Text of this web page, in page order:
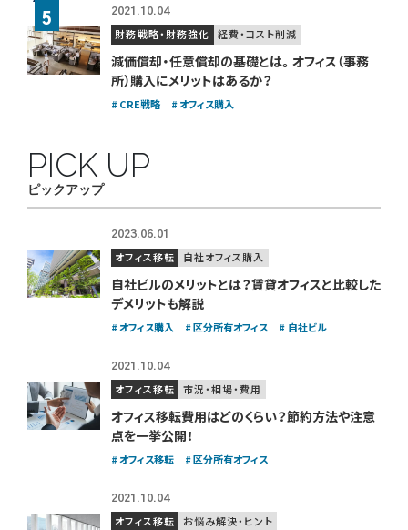
2021.10.04
財務戦略・財務強化 経費・コスト削減
減価償却・任意償却の基礎とは。 オフィス（事務
所）購入にメリットはあるか？
CRE戦略 オフィス購入
ピックアップ
PICK UP
2023.06.01
オフィス移転 自社オフィス購入
自社ビルのメリットとは？賃貸オフィスと比較した
デメリットも解説
オフィス購入 区分所有オフィス 自社ビル
2021.10.04
オフィス移転 市況・相場・費用
オフィス移転費用はどのくらい？節約方法や注意
点を一挙公開！
オフィス移転 区分所有オフィス
2021.10.04
オフィス移転 お悩み解決・ヒント